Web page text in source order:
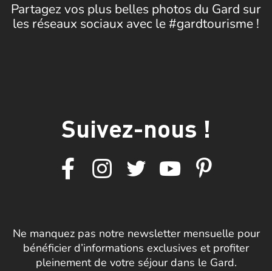
Partagez vos plus belles photos du Gard sur
les réseaux sociaux avec le #gardtourisme !
Suivez-nous !
Ne manquez pas notre newsletter mensuelle pour
bénéficier d’informations exclusives et profiter
pleinement de votre séjour dans le Gard.